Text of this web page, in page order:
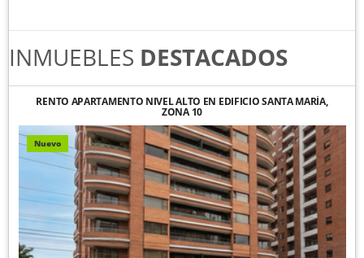
INMUEBLES DESTACADOS
RENTO APARTAMENTO NIVEL ALTO EN EDIFICIO SANTA MARÍA,
ZONA 10
Nuevo